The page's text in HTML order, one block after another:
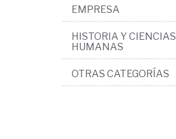
EMPRESA
HISTORIA Y CIENCIAS
HUMANAS
OTRAS CATEGORÍAS